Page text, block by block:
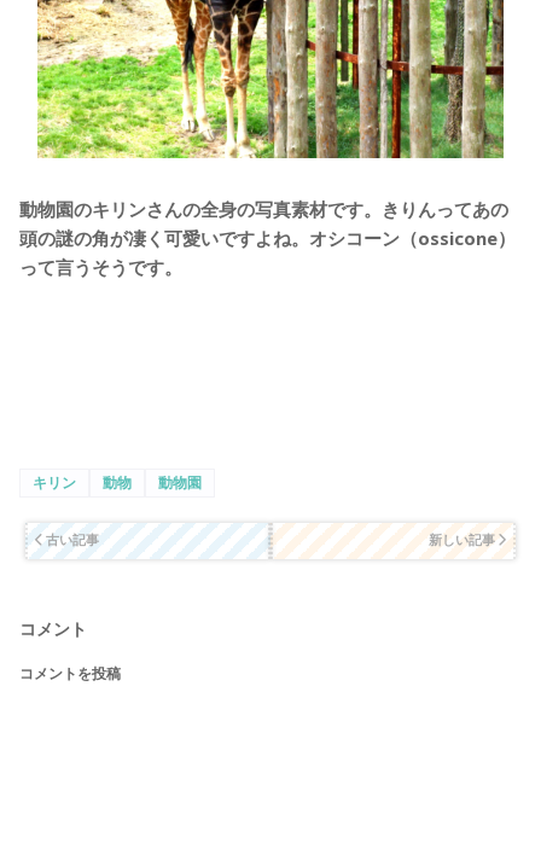
動物園のキリンさんの全身の写真素材です。きりんってあの
頭の謎の角が凄く可愛いですよね。オシコーン（ossicone）
って言うそうです。
キリン 動物 動物園
古い記事 新しい記事
コメント
コメントを投稿